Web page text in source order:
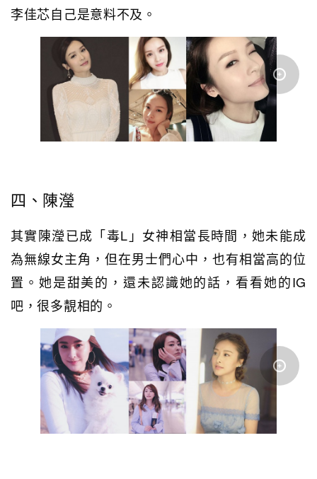
李佳芯自己是意料不及。
四、陳瀅
其實陳瀅已成「毒L」女神相當長時間，她未能成
為無線女主角，但在男士們心中，也有相當高的位
置。她是甜美的，還未認識她的話，看看她的IG
吧，很多靚相的。